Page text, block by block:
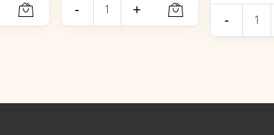
- +
-